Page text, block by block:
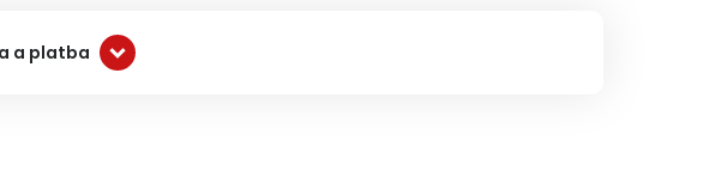
a platba